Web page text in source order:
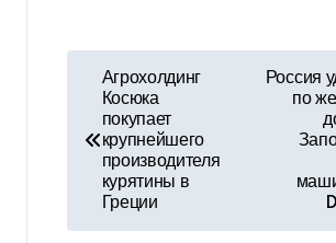
Агрохолдинг
Косюка
покупает
крупнейшего
производителя
курятины в
Греции
Россия
по